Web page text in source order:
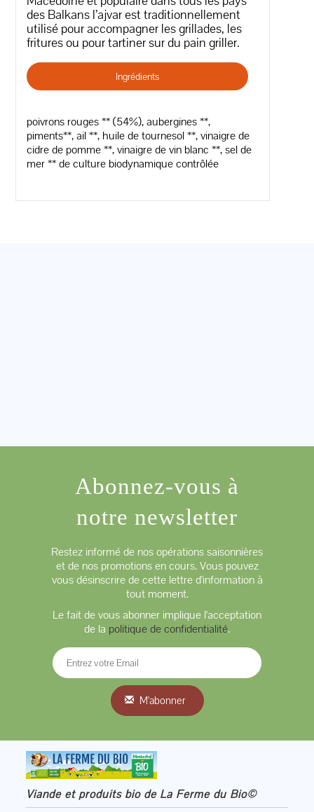
des Balkans l’ajvar est traditionnellement
utilisé pour accompagner les grillades, les
fritures ou pour tartiner sur du pain griller.
Ingrédients
poivrons rouges ** (54%), aubergines **,
piments**, ail **, huile de tournesol **, vinaigre de
cidre de pomme **, vinaigre de vin blanc **, sel de
mer ** de culture biodynamique contrôlée
Abonnez-vous à
notre newsletter
Restez informé de nos opérations saisonnières
et de nos promotions en cours. Vous pouvez
vous désinscrire de cette lettre d'information à
tout moment.
Le fait de vous abonner implique l'acceptation
de la politique de confidentialité.
M'abonner
Viande et produits bio de La Ferme du Bio©